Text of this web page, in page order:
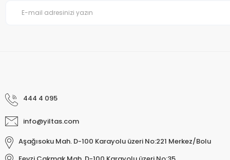
444 4 095
info@yiltas.com
Aşağısoku Mah. D-100 Karayolu üzeri No:221 Merkez/Bolu